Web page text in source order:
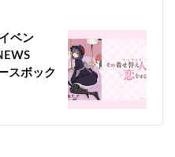
ベン
スボック